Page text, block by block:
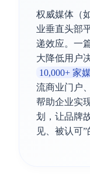
权威媒体（
业垂直头部
递效应。一
大降低用户
10,000+ 家
流商业门户
帮助企业实
划，让品牌
见、被认可”